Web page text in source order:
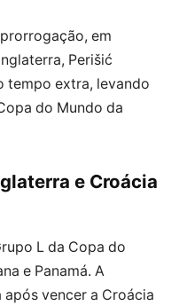
em
Perišić
tempo extra, levando
do Mundo da
e Croácia
L da Copa do
e Panamá. A
vencer a Croácia